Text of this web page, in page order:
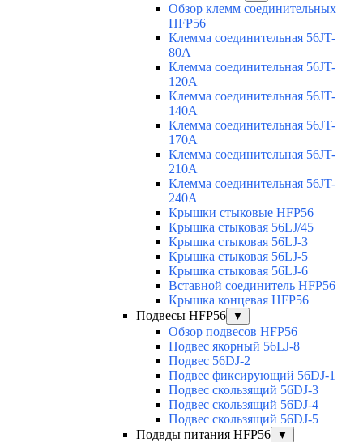
Обзор клемм соединительных
HFP56
Клемма соединительная 56JT-
80A
Клемма соединительная 56JT-
120A
Клемма соединительная 56JT-
140A
Клемма соединительная 56JT-
170A
Клемма соединительная 56JT-
210A
Клемма соединительная 56JT-
240A
Крышки стыковые HFP56
Крышка стыковая 56LJ/45
Крышка стыковая 56LJ-3
Крышка стыковая 56LJ-5
Крышка стыковая 56LJ-6
Вставной соединитель HFP56
Крышка концевая HFP56
Подвесы HFP56
▼
Обзор подвесов HFP56
Подвес якорный 56LJ-8
Подвес 56DJ-2
Подвес фиксирующий 56DJ-1
Подвес скользящий 56DJ-3
Подвес скользящий 56DJ-4
Подвес скользящий 56DJ-5
Подвды питания HFP56
▼